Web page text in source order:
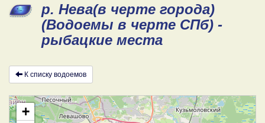
р. Нева(в черте города)
(Водоемы в черте СПб) -
рыбацкие места
К списку водоемов
+